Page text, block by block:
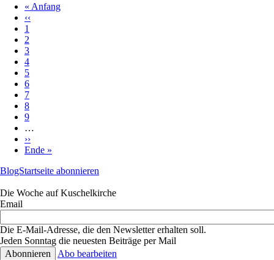
Seitennummerierung
Erste
Seite
« Anfang
Vorherige
Seite
‹‹
Page
1
Page
2
Page
3
Page
4
Aktuelle
Seite
5
Page
6
Page
7
Page
8
Page
9
…
Nächste
Seite
››
Letzte
Ende »
BlogStartseite abonnieren
Die Woche auf Kuschelkirche
Email
Die E-Mail-Adresse, die den Newsletter erhalten soll.
Jeden Sonntag die neuesten Beiträge per Mail
Abo bearbeiten